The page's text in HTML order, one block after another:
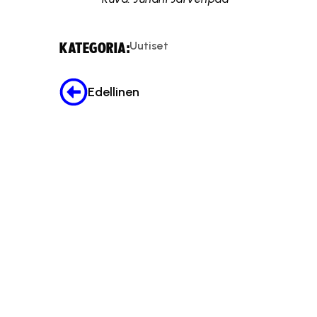
KATEGORIA:Uutiset
Edellinen